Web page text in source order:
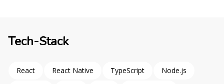
Tech-Stack
React React Native TypeScript
Node.js